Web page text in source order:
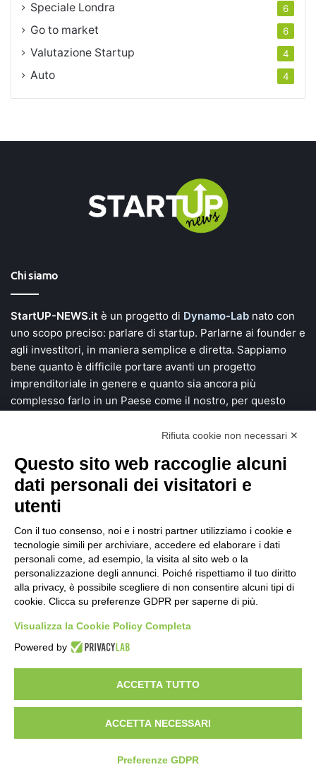
Speciale Londra 6
Go to market 6
Valutazione Startup 4
Auto 4
Chi siamo
StartUP-NEWS.it è un progetto di Dynamo-Lab nato con
uno scopo preciso: parlare di startup. Parlarne ai founder e
agli investitori, in maniera semplice e diretta. Sappiamo
bene quanto è difficile portare avanti un progetto
imprenditoriale in genere e quanto sia ancora più
complesso farlo in un Paese come il nostro, per questo
denaro e una grande fetta di vita alla ricerca di soluzioni
Scopri StartUP News
Chi siamo
Sei un founder?
Sei un investitore?
Comunicazione
Facebook
X LinkedIn
Facebook
Tube
© Copyright 2026, All Rights Reserved | Any form of reproduction
Dynamo Srls. P.IVA: 08934180962 |
Rifiuta cookie non necessari ✕
Questo sito web raccoglie alcuni
dati personali dei visitatori e
utenti
Con il tuo consenso, noi e i nostri partner utilizziamo i cookie e
tecnologie simili per archiviare, accedere ed elaborare i dati
personali come, ad esempio, la visita al sito web o la
personalizzazione degli annunci. Poiché rispettiamo il tuo diritto
alla privacy, è possibile scegliere di non consentire alcuni tipi di
cookie. Clicca su preferenze GDPR per saperne di più.
Visualizza la Cookie Policy Completa
Powered by
ACCETTA TUTTO
ACCETTA NECESSARI
Preferenze GDPR